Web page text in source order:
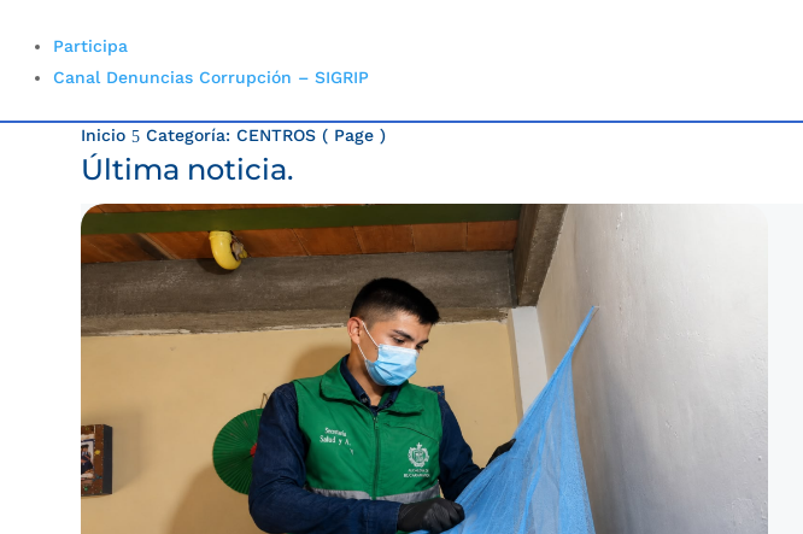
Participa
Canal Denuncias Corrupción – SIGRIP
Inicio 5 Categoría: CENTROS ( Page )
Última noticia.